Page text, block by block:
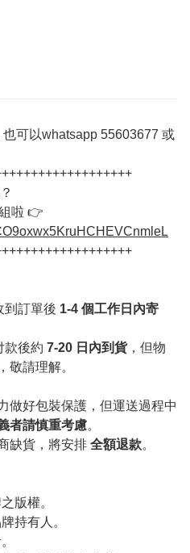
可以whatsapp 55603677 或
啦 👉
到訂單後 1-4 個工作日內寄
款後約 7-20 日內到貨，但物
敬請理解。
做好包裝保護，但運送過程中
者請慎重考慮。
缺貨，將安排 全額退款。
版權。
持有人。